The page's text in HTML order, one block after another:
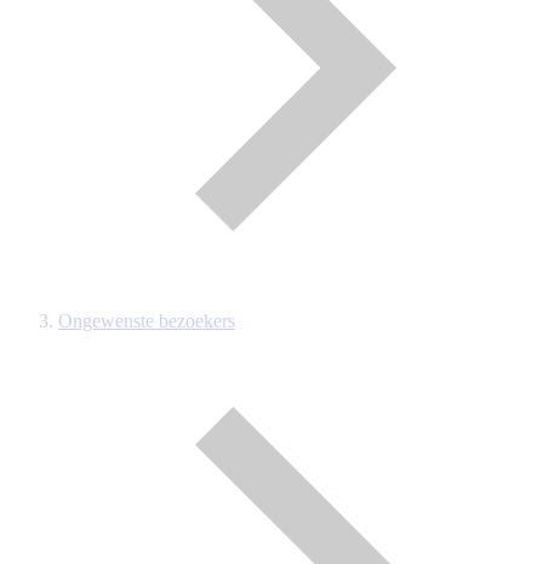
Ongewenste bezoekers